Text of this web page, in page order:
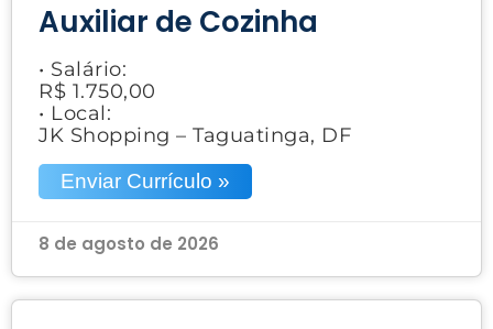
Auxiliar de Cozinha
• Salário:
R$ 1.750,00
• Local:
JK Shopping – Taguatinga, DF
Enviar Currículo »
8 de agosto de 2026